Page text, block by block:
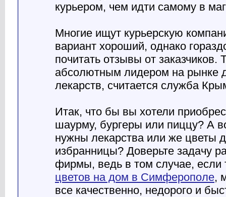
курьером, чем идти самому в
Многие ищут курьерскую
вариант хороший, однако
почитать отзывы от заказчиков.
абсолютным лидером на рынке
лекарств, считается служба
Итак, что бы вы хотели
шаурму, бургеры или пиццу? А
нужны лекарства или же цветы
избранницы? Доверьте задачу
фирмы, ведь в том случае, если
цветов на дом в Симферополе,
все качественно, недорого и